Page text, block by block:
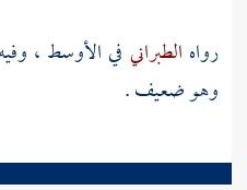
رواه الطبراني في الأوسط ،
وهو ضعيف .